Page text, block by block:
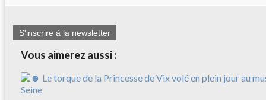
S'inscrire à la newsletter
Vous aimerez aussi :